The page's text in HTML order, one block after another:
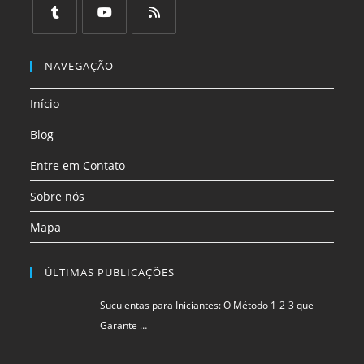
uma
aba
em
uma
aba
uma
em
nova
aba
em
aba
aba
NAVEGAÇÃO
Início
Blog
Entre em Contato
Sobre nós
Mapa
ÚLTIMAS PUBLICAÇÕES
Suculentas para Iniciantes: O Método 1-2-3 que
Garante …